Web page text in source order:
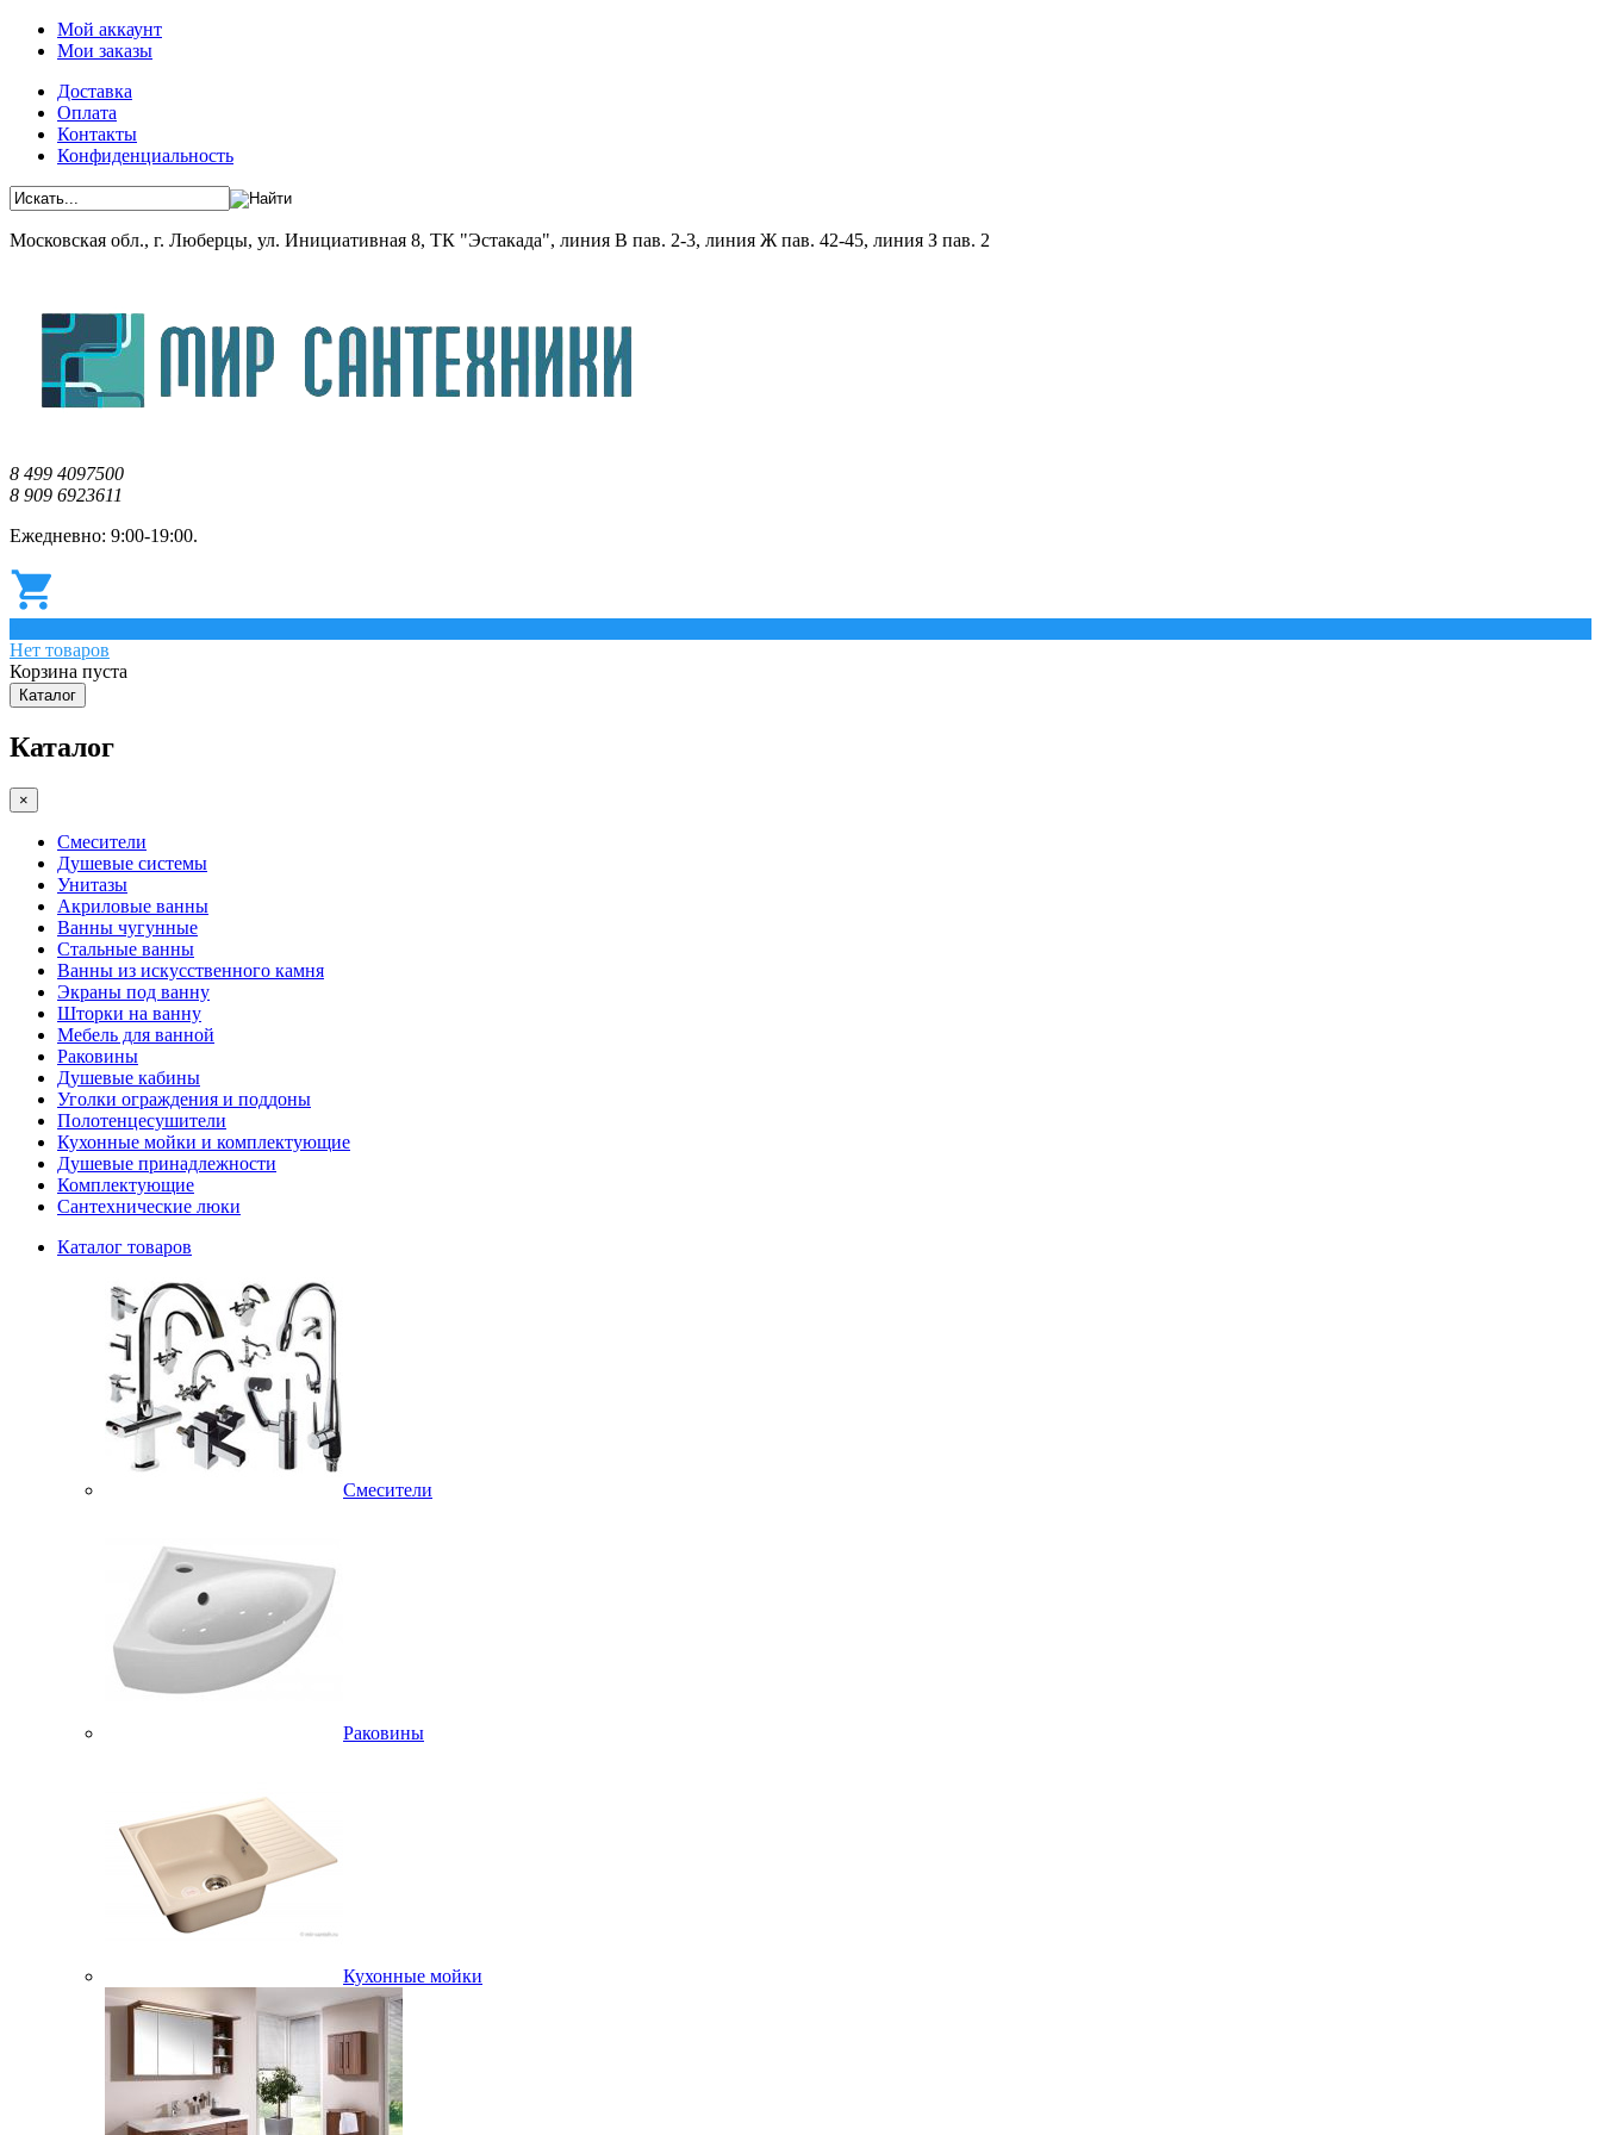
Мой аккаунт
Мои заказы
Доставка
Оплата
Контакты
Конфиденциальность
Московская обл., г. Люберцы, ул. Инициативная 8, ТК "Эстакада", линия В пав. 2-3, линия Ж пав. 42-45, линия З пав. 2
8 499 4097500
8 909 6923611
Ежедневно: 9:00-19:00.
Нет товаров
Корзина пуста
Каталог
Каталог
×
Смесители
Душевые системы
Унитазы
Акриловые ванны
Ванны чугунные
Стальные ванны
Ванны из искусственного камня
Экраны под ванну
Шторки на ванну
Мебель для ванной
Раковины
Душевые кабины
Уголки ограждения и поддоны
Полотенцесушители
Кухонные мойки и комплектующие
Душевые принадлежности
Комплектующие
Сантехнические люки
Каталог товаров
Смесители
Раковины
Кухонные мойки